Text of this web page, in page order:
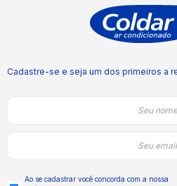
Cadastre-se e seja um dos primeiros a
Ao se cadastrar você concorda com a nossa